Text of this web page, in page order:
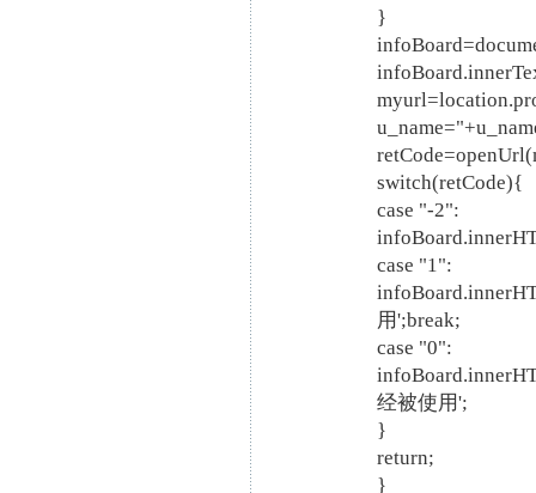
}
switch(retCode){
case "-2":
case "1":
用';break;
case "0":
经被使用';
}
return;
}